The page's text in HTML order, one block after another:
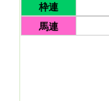
枠連
馬連